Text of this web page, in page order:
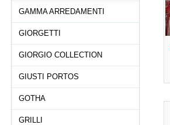
GAMMA ARREDAMENTI
GIORGETTI
GIORGIO COLLECTION
GIUSTI PORTOS
GOTHA
GRILLI